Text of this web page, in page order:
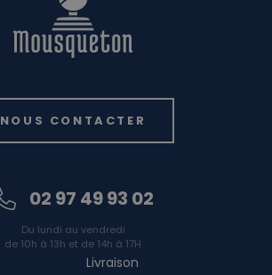
NOUS CONTACTER
02 97 49 93 02
Du lundi au vendredi
de 10h à 13h et de 14h à 17H
Livraison